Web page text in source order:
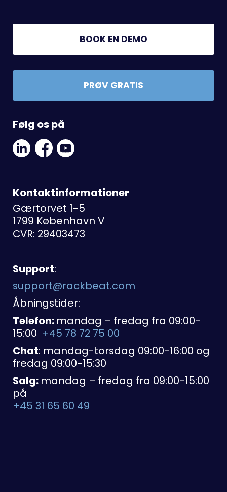
BOOK EN DEMO
PRØV GRATIS
Følg os på
Linkedin
Social
Link
Facebook
Social
Link
Youtube
Link
Kontaktinformationer
Gærtorvet 1-5
1799 København V
CVR: 29403473
Support:
support@rackbeat.com
Åbningstider:
Telefon: mandag – fredag fra 09:00-
15:00 +45 78 72 75 00
Chat: mandag-torsdag 09:00-16:00 og
fredag 09:00-15:30
Salg: mandag – fredag fra 09:00-15:00
på
+45 31 65 60 49